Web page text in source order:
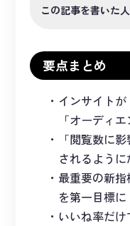
この記事を書いた人
要点まとめ
インサイトが
「オーディ
「閲覧数に
されるように
最重要の新
を第一目標に
いいね率だ